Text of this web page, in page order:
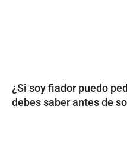
¿Si soy fiador puedo
debes saber antes de